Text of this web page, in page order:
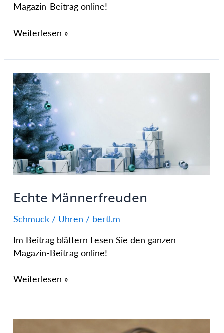
Magazin-Beitrag online!
Weiterlesen »
Echte Männerfreuden
Schmuck / Uhren / bertl.m
Im Beitrag blättern Lesen Sie den ganzen
Magazin-Beitrag online!
Echte
Männerfreuden
Weiterlesen »